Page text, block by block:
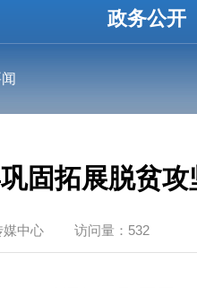
政务公开
固拓展脱贫
媒中心 访问量：532